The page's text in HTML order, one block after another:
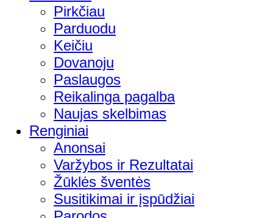
Pirkčiau
Parduodu
Keičiu
Dovanoju
Paslaugos
Reikalinga pagalba
Naujas skelbimas
Renginiai
Anonsai
Varžybos ir Rezultatai
Žūklės šventės
Susitikimai ir įspūdžiai